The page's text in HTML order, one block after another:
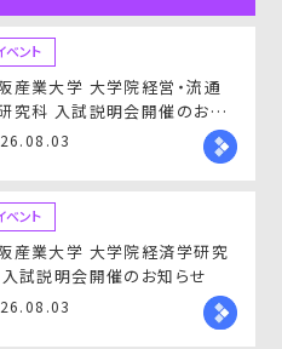
ベント
産業大学 大学院経営・流通
究科 入試説明会開催のお知
ベント
産業大学 大学院経済学研究
試説明会開催のお知らせ